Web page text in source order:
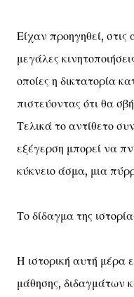
Είχαν προηγηθεί, στις
μεγάλες
οποίες η δικτατορία
πιστεύοντας ότι θα
Τελικά το αντίθετο
εξέγερση μπορεί να
κύκνειο άσμα, μια
Το δίδαγμα της
Η ιστορική αυτή μέρα
μάθησης, διδαγμάτων